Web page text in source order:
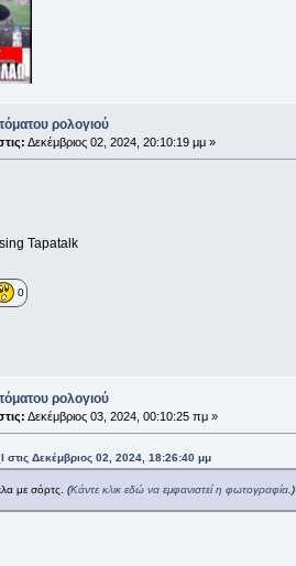
ρολογιού
Δεκέμβριος 02, 2024, 20:10:19 μμ »
Tapatalk
0
ρολογιού
Δεκέμβριος 03, 2024, 00:10:25 πμ »
Δεκέμβριος 02, 2024, 18:26:40 μμ
με σόρτς. (Κάντε κλικ εδώ να εμφανιστεί η φωτογραφία.)